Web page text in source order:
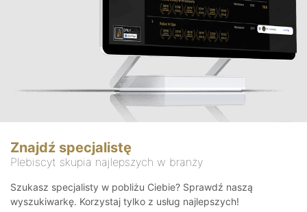
Znajdź specjalistę
Plebiscyt skupia najlepszych w branży
Szukasz specjalisty w pobliżu Ciebie? Sprawdź naszą
wyszukiwarkę. Korzystaj tylko z usług najlepszych!